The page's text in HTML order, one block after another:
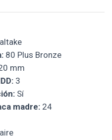
80 Plus Bronze
mm
3
Sí
madre: 24